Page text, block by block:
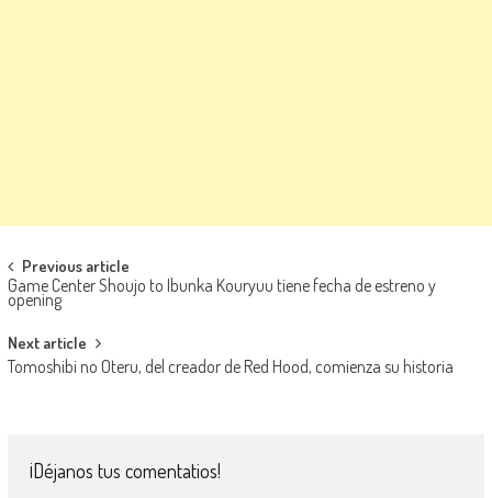
Navegación de entradas
Previous article
Game Center Shoujo to Ibunka Kouryuu tiene fecha de estreno y
opening
Next article
Tomoshibi no Oteru, del creador de Red Hood, comienza su historia
¡Déjanos tus comentatios!